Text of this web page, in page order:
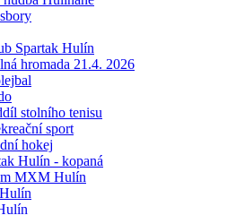
Spartak Hulín
hromada 21.4. 2026
stolního tenisu
sport
hokej
Hulín - kopaná
MXM Hulín